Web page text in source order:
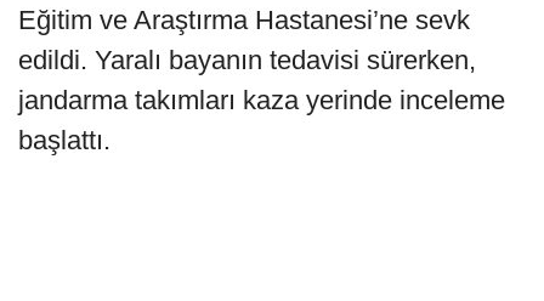
Eğitim ve Araştırma Hastanesi’ne sevk
edildi. Yaralı bayanın tedavisi sürerken,
jandarma takımları kaza yerinde inceleme
başlattı.